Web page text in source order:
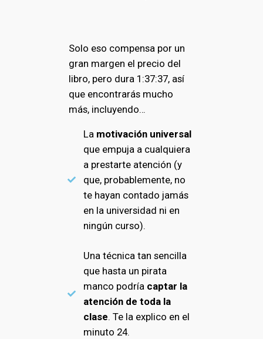
Solo eso compensa por un
gran margen el precio del
libro, pero dura 1:37:37, así
que encontrarás mucho
más, incluyendo…
La motivación universal
que empuja a cualquiera
a prestarte atención (y
que, probablemente, no
te hayan contado jamás
en la universidad ni en
ningún curso).
Una técnica tan sencilla
que hasta un pirata
manco podría captar la
atención de toda la
clase. Te la explico en el
minuto 24.